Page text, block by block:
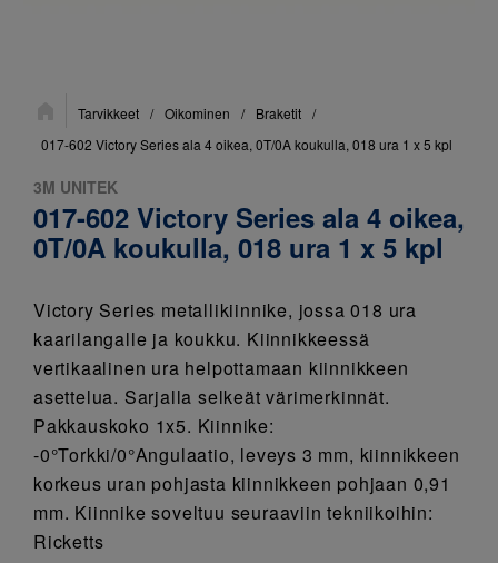
Sijainti:Tarvikkeet / Oikominen / Braketit /
017-602 Victory Series ala 4 oikea, 0T/0A koukulla, 018 ura 1 x 5 kpl
3M UNITEK
017-602 Victory Series ala 4 oikea,
0T/0A koukulla, 018 ura 1 x 5 kpl
Victory Series metallikiinnike, jossa 018 ura
kaarilangalle ja koukku. Kiinnikkeessä
vertikaalinen ura helpottamaan kiinnikkeen
asettelua. Sarjalla selkeät värimerkinnät.
Pakkauskoko 1x5. Kiinnike:
-0°Torkki/0°Angulaatio, leveys 3 mm, kiinnikkeen
korkeus uran pohjasta kiinnikkeen pohjaan 0,91
mm. Kiinnike soveltuu seuraaviin tekniikoihin:
Ricketts